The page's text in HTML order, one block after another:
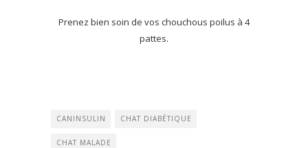
Prenez bien soin de vos chouchous poilus à 4
pattes.
CANINSULIN CHAT DIABÉTIQUE
CHAT MALADE